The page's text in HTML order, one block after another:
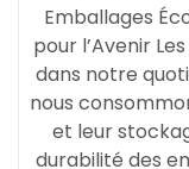
Emballages
pour l’Avenir
dans notre
nous
et leur
durabilité des